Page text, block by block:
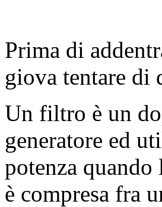
Prima di
giova tentare di
Un filtro è un
generatore ed
potenza quando
è compresa fra